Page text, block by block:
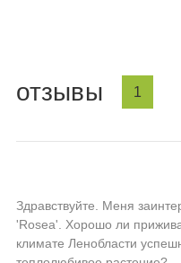
отзывы 1
Здравствуйте. Меня
'Rosea'. Хорошо ли
климате Ленобласти